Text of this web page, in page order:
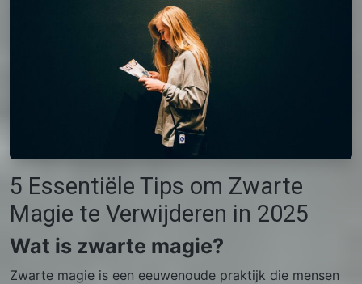
5 Essentiële Tips om Zwarte
Magie te Verwijderen in 2025
Wat is zwarte magie?
Zwarte magie is een eeuwenoude praktijk die mensen